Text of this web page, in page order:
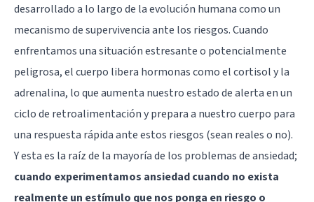
desarrollado a lo largo de la evolución humana como un
mecanismo de supervivencia ante los riesgos. Cuando
enfrentamos una situación estresante o potencialmente
peligrosa, el cuerpo libera hormonas como el cortisol y la
adrenalina, lo que aumenta nuestro estado de alerta en un
ciclo de retroalimentación y prepara a nuestro cuerpo para
una respuesta rápida ante estos riesgos (sean reales o no).
Y esta es la raíz de la mayoría de los problemas de ansiedad;
cuando experimentamos ansiedad cuando no exista
realmente un estímulo que nos ponga en riesgo o